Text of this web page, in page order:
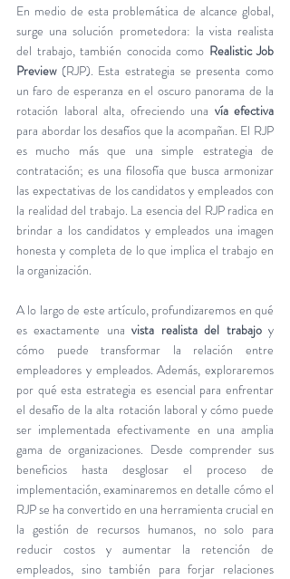
En medio de esta problemática de alcance global,
surge una solución prometedora: la vista realista
del trabajo, también conocida como Realistic Job
Preview (RJP). Esta estrategia se presenta como
un faro de esperanza en el oscuro panorama de la
rotación laboral alta, ofreciendo una vía efectiva
para abordar los desafíos que la acompañan. El RJP
es mucho más que una simple estrategia de
contratación; es una filosofía que busca armonizar
las expectativas de los candidatos y empleados con
la realidad del trabajo. La esencia del RJP radica en
brindar a los candidatos y empleados una imagen
honesta y completa de lo que implica el trabajo en
la organización.
A lo largo de este artículo, profundizaremos en qué
es exactamente una vista realista del trabajo y
cómo puede transformar la relación entre
empleadores y empleados. Además, exploraremos
por qué esta estrategia es esencial para enfrentar
el desafío de la alta rotación laboral y cómo puede
ser implementada efectivamente en una amplia
gama de organizaciones. Desde comprender sus
beneficios hasta desglosar el proceso de
implementación, examinaremos en detalle cómo el
RJP se ha convertido en una herramienta crucial en
la gestión de recursos humanos, no solo para
reducir costos y aumentar la retención de
empleados, sino también para forjar relaciones